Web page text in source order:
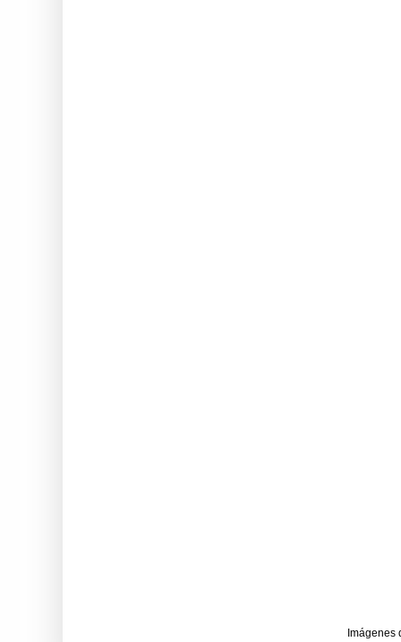
Imágenes